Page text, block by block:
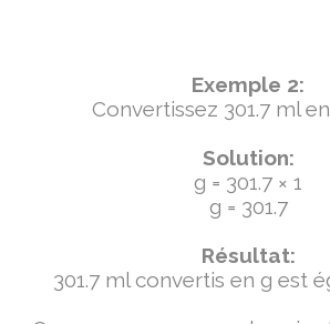
Exemple 2:
Convertissez 301.7 ml
Solution:
g = 301.7 × 1
g = 301.7
Résultat:
301.7 ml convertis en g est